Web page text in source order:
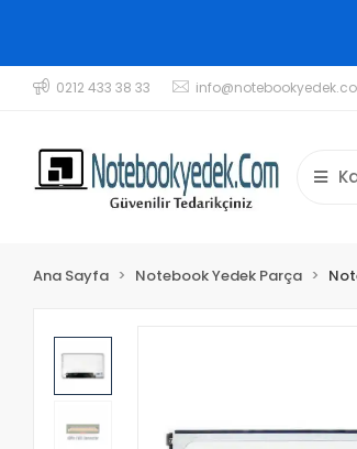
0212 433 38 33
Ana Sayfa Notebook Yedek Parça